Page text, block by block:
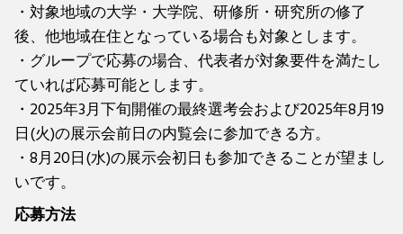
・対象地域の大学・大学院、研修所・研究所の修了
後、他地域在住となっている場合も対象とします。
・グループで応募の場合、代表者が対象要件を満たし
ていれば応募可能とします。
・2025年3月下旬開催の最終選考会および2025年8月19
日(火)の展示会前日の内覧会に参加できる方。
・8月20日(水)の展示会初日も参加できることが望まし
いです。
応募方法